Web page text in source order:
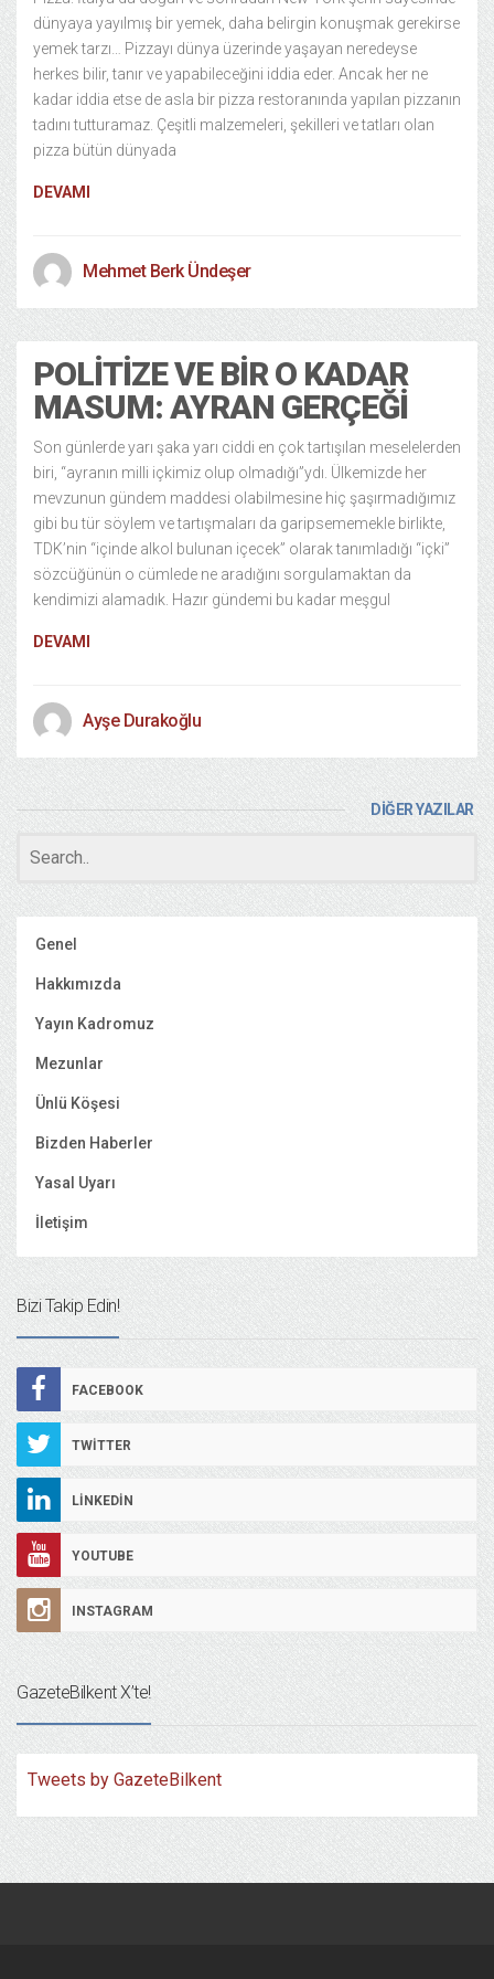
dünyaya yayılmış bir yemek, daha belirgin konuşmak gerekirse
yemek tarzı… Pizzayı dünya üzerinde yaşayan neredeyse
herkes bilir, tanır ve yapabileceğini iddia eder. Ancak her ne
kadar iddia etse de asla bir pizza restoranında yapılan pizzanın
tadını tutturamaz. Çeşitli malzemeleri, şekilleri ve tatları olan
pizza bütün dünyada
DEVAMI
Mehmet Berk Ündeşer
POLITIZE VE BIR O KADAR
MASUM: AYRAN GERÇEĞI
Son günlerde yarı şaka yarı ciddi en çok tartışılan meselelerden
biri, “ayranın milli içkimiz olup olmadığı”ydı. Ülkemizde her
mevzunun gündem maddesi olabilmesine hiç şaşırmadığımız
gibi bu tür söylem ve tartışmaları da garipsememekle birlikte,
TDK’nin “içinde alkol bulunan içecek” olarak tanımladığı “içki”
sözcüğünün o cümlede ne aradığını sorgulamaktan da
kendimizi alamadık. Hazır gündemi bu kadar meşgul
DEVAMI
Ayşe Durakoğlu
DİĞER YAZILAR
Genel
Hakkımızda
Yayın Kadromuz
Mezunlar
Ünlü Köşesi
Bizden Haberler
Yasal Uyarı
İletişim
Bizi Takip Edin!
FACEBOOK
TWITTER
LINKEDIN
YOUTUBE
INSTAGRAM
GazeteBilkent X’te!
Tweets by GazeteBilkent